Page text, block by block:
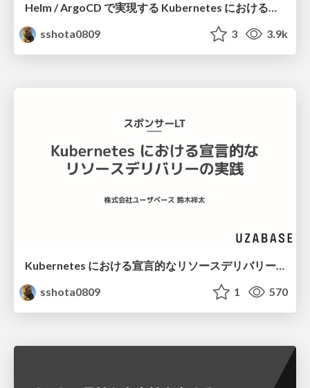
Helm / ArgoCD で実現する Kubernetes における宣言的リソースデリバリーの実践
sshota0809
3 3.9k
sshota0809
1 570